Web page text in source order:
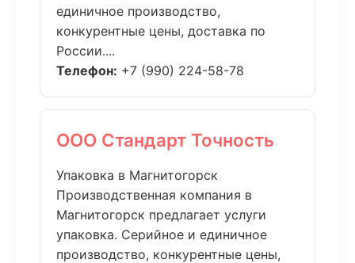
единичное производство,
конкурентные цены, доставка по
России....
Телефон: +7 (990) 224-58-78
ООО Стандарт Точность
Упаковка в Магнитогорск
Производственная компания в
Магнитогорск предлагает услуги
упаковка. Серийное и единичное
производство, конкурентные цены,